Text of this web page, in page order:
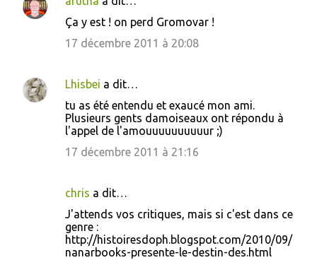
Ça y est ! on perd Gromovar !
17 décembre 2011 à 20:08
Lhisbei a dit…
tu as été entendu et exaucé mon ami.
Plusieurs gents damoiseaux ont répondu à
l'appel de l'amouuuuuuuuuur ;)
17 décembre 2011 à 21:16
chris a dit…
J'attends vos critiques, mais si c'est dans ce
genre :
http://histoiresdoph.blogspot.com/2010/09/
nanarbooks-presente-le-destin-des.html